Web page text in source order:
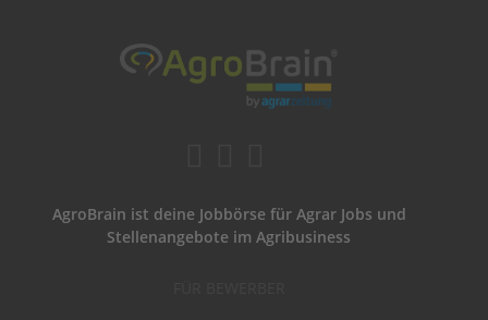
AgroBrain ist deine Jobbörse für Agrar Jobs und
Stellenangebote im Agribusiness